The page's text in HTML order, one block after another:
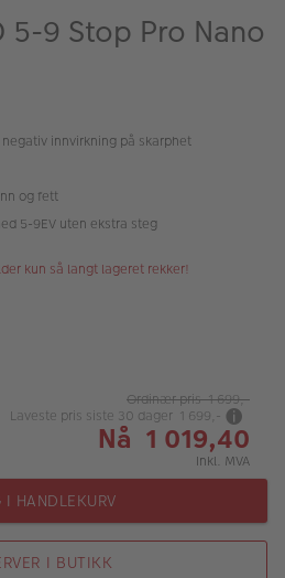
5-9 Stop Pro Nano
innvirkning på skarphet
og fett
5-9EV uten ekstra steg
kun så langt lageret rekker!
Ordinær pris 1 699,-
Laveste pris siste 30 dager 1 699,-
Nå 1 019,40
Inkl. MVA
I HANDLEKURV
I BUTIKK